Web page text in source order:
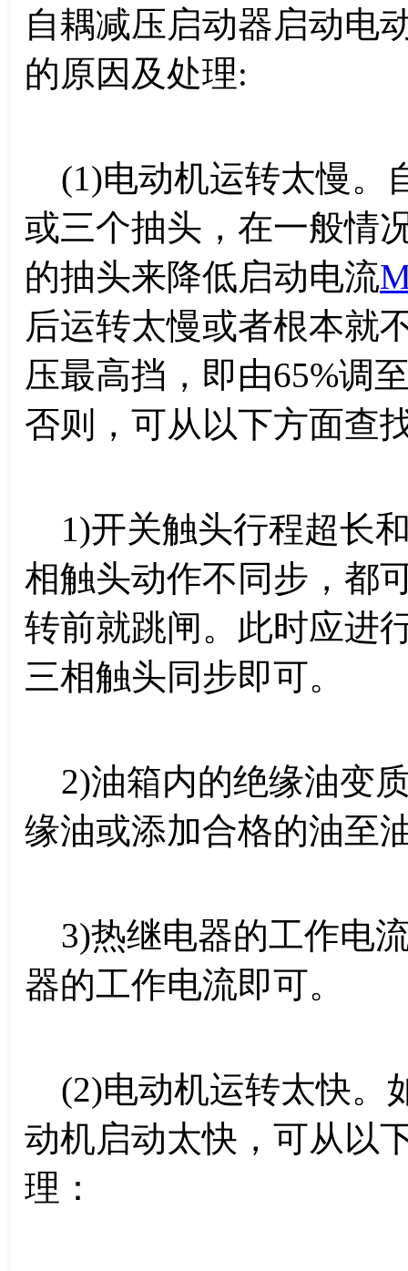
自耦减压启动器启动电
的原因及处理:
(1)电动机运转太慢。
或三个抽头，在一般情
的抽头来降低启动电流
后运转太慢或者根本就
压最高挡，即由65%调
否则，可从以下方面查
1)开关触头行程超长
相触头动作不同步，都
转前就跳闸。此时应进
三相触头同步即可。
2)油箱内的绝缘油变
缘油或添加合格的油至
3)热继电器的工作电
器的工作电流即可。
(2)电动机运转太快。
动机启动太快，可从以
理：